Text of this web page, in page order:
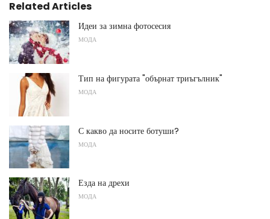
Related Articles
Идеи за зимна фотосесия
МОДА
Тип на фигурата "обърнат триъгълник"
МОДА
С какво да носите ботуши?
МОДА
Езда на дрехи
МОДА